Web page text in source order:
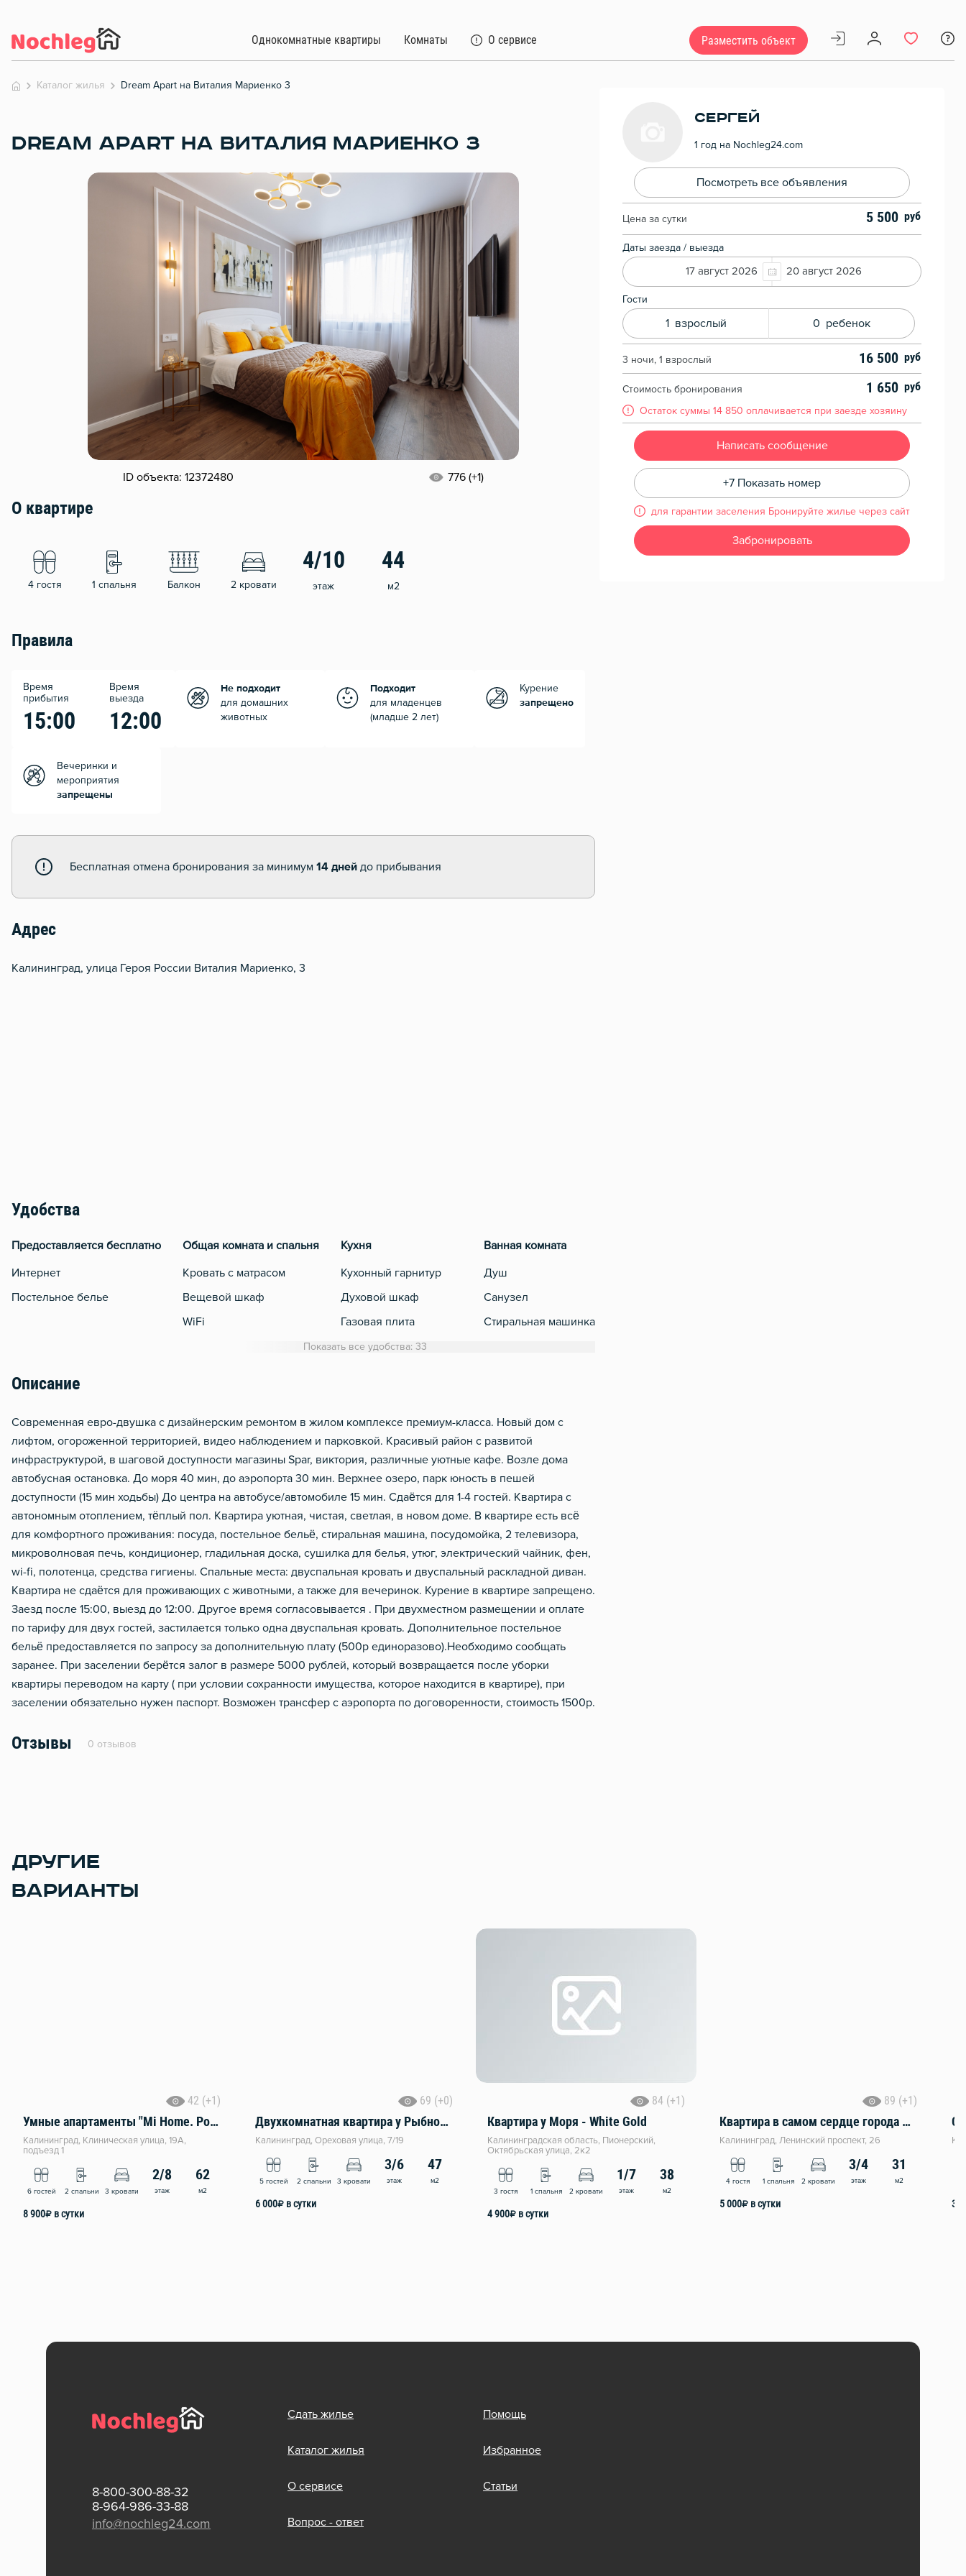
Однокомнатные квартиры Комнаты О сервисе Разместить объект
Каталог жилья Dream Apart на Виталия Мариенко 3
DREAM APART НА ВИТАЛИЯ МАРИЕНКО 3
ID объекта: 12372480 776 (+1)
О квартире
4 гостя 1 спальня Балкон 2 кровати
4/10
этаж
44
м2
Правила
Время
прибытия
15:00
Время
выезда
12:00
Не подходит
для домашних
животных
Подходит
для младенцев
(младше 2 лет)
Курение
запрещено
Вечеринки и
мероприятия
запрещены
Бесплатная отмена бронирования за минимум 14 дней до прибывания
Адрес
Калининград, улица Героя России Виталия Мариенко, 3
Удобства
Предоставляется бесплатно
Интернет
Постельное белье
Общая комната и спальня
Кровать с матрасом
Вещевой шкаф
WiFi
Сушилка для белья
Отопление
Балкон
Чистящие средства
Металлическая дверь
Кухня
Кухонный гарнитур
Духовой шкаф
Газовая плита
Холодильник
Электрический чайник
Посуда
Столовые приборы
Фильтр для воды
Барная стойка
Ванная комната
Душ
Санузел
Стиральная машинка
Шампунь, мыло
Показать все удобства: 33
Описание
Современная евро-двушка с дизайнерским ремонтом в жилом комплексе премиум-класса. Новый дом с
лифтом, огороженной территорией, видео наблюдением и парковкой. Красивый район с развитой
инфраструктурой, в шаговой доступности магазины Spar, виктория, различные уютные кафе. Возле дома
автобусная остановка. До моря 40 мин, до аэропорта 30 мин. Верхнее озеро, парк юность в пешей
доступности (15 мин ходьбы) До центра на автобусе/автомобиле 15 мин. Сдаётся для 1-4 гостей. Квартира с
автономным отоплением, тёплый пол. Квартира уютная, чистая, светлая, в новoм дoмe. В квартире есть всё
для комфортного проживания: посуда, постельное бельё, стиральная машина, посудомойка, 2 телевизора,
микроволновая печь, кондиционер, гладильная доска, сушилка для белья, утюг, электрический чайник, фен,
wi-fi, полотенца, средства гигиены. Спальные места: двуспальная кровать и двуспальный раскладной диван.
Квартира не сдаётся для проживающих с животными, а также для вечеринок. Курение в квартире запрещено.
Заезд после 15:00, выезд до 12:00. Другое время согласовывается . При двухместном размещении и оплате
по тарифу для двух гостей, застилается только одна двуспальная кровать. Дополнительное постельное
бельё предоставляется по запросу за дополнительную плату (500р единоразово).Необходимо сообщать
заранее. При заселении берётся залог в размере 5000 рублей, который возвращается после уборки
квартиры переводом на карту ( при условии сохранности имущества, которое находится в квартире), при
заселении обязательно нужен паспорт. Возможен трансфер с аэропорта по договоренности, стоимость 1500р.
Отзывы 0 отзывов
Сергей
1 год на Nochleg24.com
Посмотреть все объявления
Цена за сутки 5 500
Даты заезда / выезда
17 август 2026 20 август 2026
Гости
1 взрослый 0 ребенок
3 ночи, 1 взрослый 16 500
Стоимость бронирования 1 650
Остаток суммы 14 850 оплачивается при заезде хозяину
Написать сообщение
+7 Показать номер
для гарантии заселения Бронируйте жилье через сайт
Забронировать
ДРУГИЕ
ВАРИАНТЫ
42 (+1)
Умные апартаменты "Mi Home. Росгартен"
Калининград, Клиническая улица, 19А,
подъезд 1
6 гостей 2 спальни 3 кровати
2/8
этаж
62
м2
8 900₽ в сутки
69 (+0)
Двуxкoмнатная квартира у Рыбной деревни • Тихий центр Калининграда
Калининград, Ореховая улица, 7/19
5 гостей 2 спальни 3 кровати
3/6
этаж
47
м2
6 000₽ в сутки
84 (+1)
Квартира у Моря - White Gold
Калининградская область, Пионерский,
Октябрьская улица, 2к2
3 гостя 1 спальня 2 кровати
1/7
этаж
38
м2
4 900₽ в сутки
89 (+1)
Квартира в самом сердце города Калининград
Калининград, Ленинский проспект, 26
4 гостя 1 спальня 2 кровати
3/4
этаж
31
м2
5 000₽ в сутки 3
8-800-300-88-32
8-964-986-33-88
info@nochleg24.com
Сдать жилье
Каталог жилья
О сервисе
Вопрос - ответ
Помощь
Избранное
Статьи